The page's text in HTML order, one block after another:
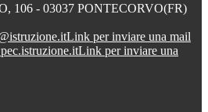
106 - 03037 PONTECORVO(FR)
Link per inviare una mail
Link per inviare una